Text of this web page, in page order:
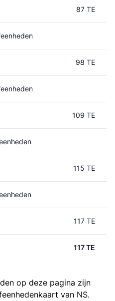
87 TE
98 TE
109 TE
115 TE
117 TE
117 TE
op deze pagina zijn
van NS.